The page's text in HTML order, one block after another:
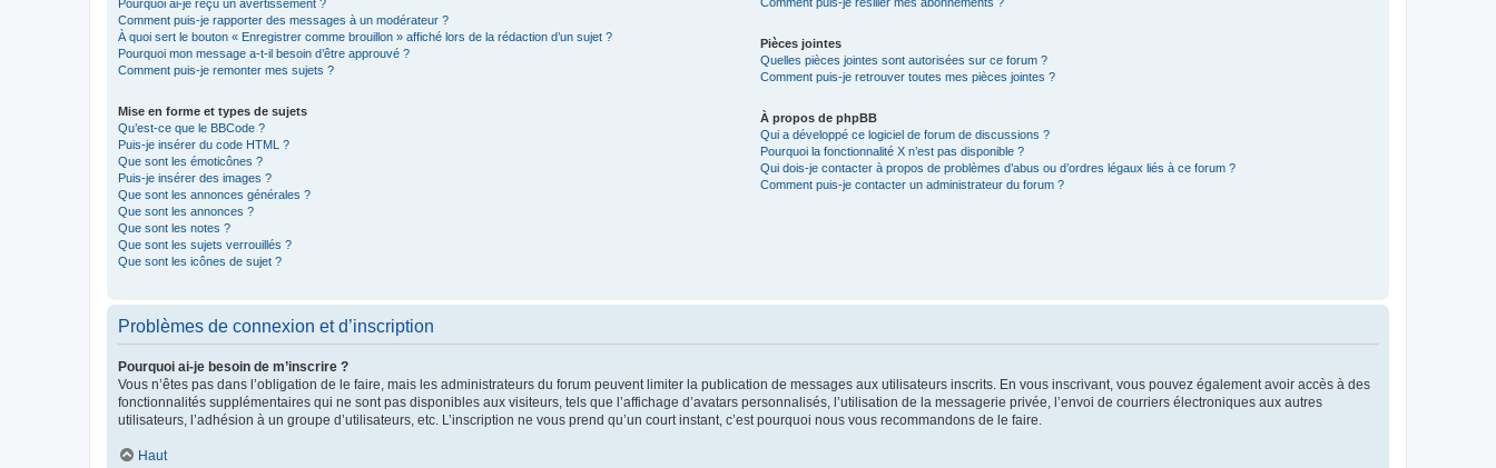
Pourquoi ai-je reçu un avertissement ?
Comment puis-je rapporter des messages à un modérateur ?
À quoi sert le bouton « Enregistrer comme brouillon » affiché lors de la rédaction d’un sujet ?
Pourquoi mon message a-t-il besoin d’être approuvé ?
Comment puis-je remonter mes sujets ?
Mise en forme et types de sujets
Qu’est-ce que le BBCode ?
Puis-je insérer du code HTML ?
Que sont les émoticônes ?
Puis-je insérer des images ?
Que sont les annonces générales ?
Que sont les annonces ?
Que sont les notes ?
Que sont les sujets verrouillés ?
Que sont les icônes de sujet ?
Pièces jointes
Quelles pièces jointes sont autorisées sur ce forum ?
Comment puis-je retrouver toutes mes pièces jointes ?
À propos de phpBB
Qui a développé ce logiciel de forum de discussions ?
Pourquoi la fonctionnalité X n’est pas disponible ?
Qui dois-je contacter à propos de problèmes d’abus ou d’ordres légaux liés à ce forum ?
Comment puis-je contacter un administrateur du forum ?
Problèmes de connexion et d’inscription
Pourquoi ai-je besoin de m’inscrire ?
Vous n’êtes pas dans l’obligation de le faire, mais les administrateurs du forum peuvent limiter la publication de messages aux utilisateurs inscrits. En vous inscrivant, vous pouvez également avoir accès à des
fonctionnalités supplémentaires qui ne sont pas disponibles aux visiteurs, tels que l’affichage d’avatars personnalisés, l’utilisation de la messagerie privée, l’envoi de courriers électroniques aux autres
utilisateurs, l’adhésion à un groupe d’utilisateurs, etc. L’inscription ne vous prend qu’un court instant, c’est pourquoi nous vous recommandons de le faire.
Haut